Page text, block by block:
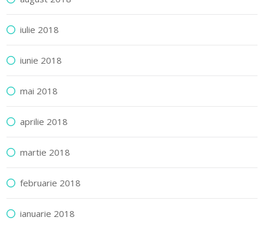
iulie 2018
iunie 2018
mai 2018
aprilie 2018
martie 2018
februarie 2018
ianuarie 2018